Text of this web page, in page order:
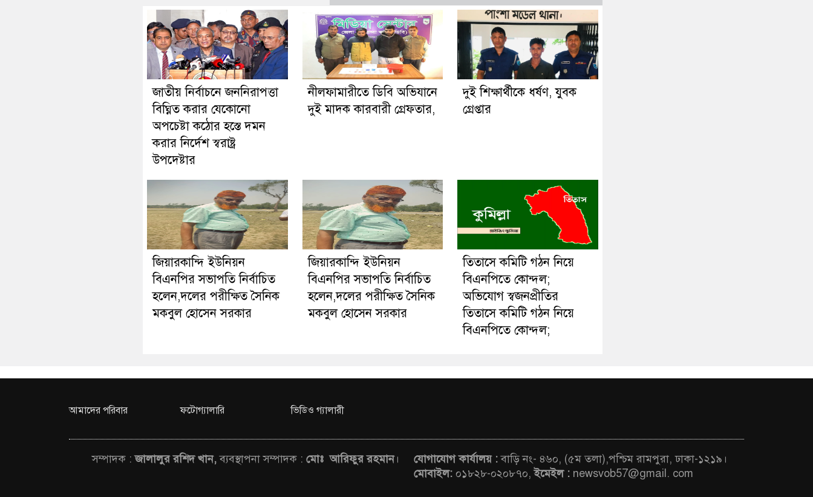
জাতীয় নির্বাচনে জননিরাপত্তা
বিঘ্নিত করার যেকোনো
অপচেষ্টা কঠোর হস্তে দমন
করার নির্দেশ স্বরাষ্ট্র
উপদেষ্টার
নীলফামারীতে ডিবি অভিযানে
দুই মাদক কারবারী গ্রেফতার,
দুই শিক্ষার্থীকে ধর্ষণ, যুবক
গ্রেপ্তার
জিয়ারকান্দি ইউনিয়ন
বিএনপির সভাপতি নির্বাচিত
হলেন,দলের পরীক্ষিত সৈনিক
মকবুল হোসেন সরকার
জিয়ারকান্দি ইউনিয়ন
বিএনপির সভাপতি নির্বাচিত
হলেন,দলের পরীক্ষিত সৈনিক
মকবুল হোসেন সরকার
তিতাসে কমিটি গঠন নিয়ে
বিএনপিতে কোন্দল;
অভিযোগ স্বজনপ্রীতির
তিতাসে কমিটি গঠন নিয়ে
বিএনপিতে কোন্দল;
আমাদের পরিবার ফটোগ্যালারি ভিডিও গ্যালারী
সম্পাদক :জালালুর রশিদ খান,ব্যবস্থাপনা সম্পাদক : মোঃ আরিফুর রহমান। যোগাযোগ কার্যালয় :বাড়ি নং- ৪৬০, (৫ম তলা),পশ্চিম রামপুরা, ঢাকা-১২১৯।
মোবাইল: ০১৮২৮-০২০৮৭০,ইমেইল : newsvob57@gmail. com